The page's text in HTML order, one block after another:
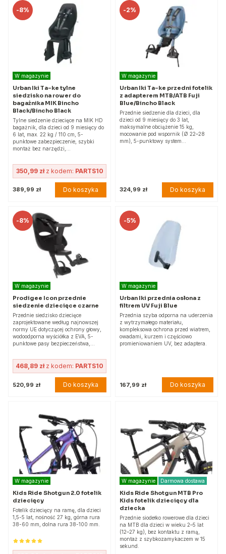
-8%
W magazynie
Urban Iki Ta-ke tylne
siedzisko na rower do
bagażnika MIK Bincho
Black/Bincho Black
Tylne siedzenie dziecięce na MIK HD
bagażnik, dla dzieci od 9 miesięcy do
6 lat, max. 22 kg / 110 cm, 5-
punktowe zabezpieczenie, szybki
montaż bez narzędzi,…
350,99 złz kodem: PARTS10
389,99 zł Do koszyka
-2%
W magazynie
Urban Iki Ta-ke przedni fotelik
z adapterem MTB/ATB Fuji
Blue/Bincho Black
Przednie siedzenie dla dzieci, dla
dzieci od 9 miesięcy do 3 lat,
maksymalne obciążenie 15 kg,
mocowanie pod wspornik (Ø 22–28
mm), 5-punktowy system…
324,99 zł Do koszyka
-8%
W magazynie
Prodigee Icon przednie
siedzenie dziecięce czarne
Przednie siedzisko dziecięce
zaprojektowane według najnowszej
normy UE dotyczącej ochrony głowy,
wodoodporna wyściółka z EVA, 5-
punktowe pasy bezpieczeństwa,…
468,89 złz kodem: PARTS10
520,99 zł Do koszyka
-5%
W magazynie
Urban Iki przednia osłona z
filtrem UV Fuji Blue
Przednia szyba odporna na uderzenia
z wytrzymałego materiału,
kompleksowa ochrona przed wiatrem,
owadami, kurzem i częściowo
promieniowaniem UV, bez adaptera.
167,99 zł Do koszyka
W magazynie
Kids Ride Shotgun 2.0 fotelik
dziecięcy
Fotelik dziecięcy na ramę, dla dzieci
1,5-5 lat, nośność 27 kg, górna rura
38-60 mm, dolna rura 38-100 mm.
W magazynie Darmowa dostawa
Kids Ride Shotgun MTB Pro
Kids fotelik dziecięcy dla
dziecka
Przednie siodełko rowerowe dla dzieci
na MTB dla dzieci w wieku 2–5 lat
(12–27 kg), bez kontaktu z ramą,
montaż z szybkozamykaczem w 15
sekund.